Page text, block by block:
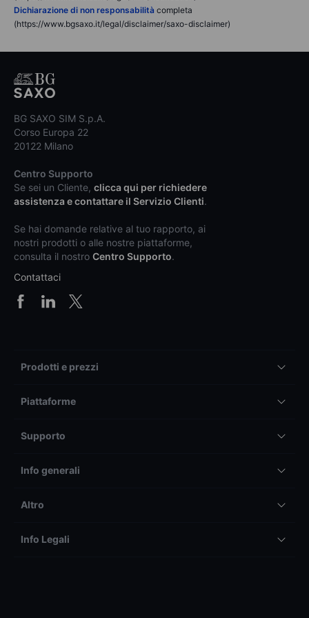
Dichiarazione di non responsabilità completa
(https://www.bgsaxo.it/legal/disclaimer/saxo-disclaimer)
BG SAXO SIM S.p.A.
Corso Europa 22
20122 Milano
Centro Supporto
Se sei un Cliente, clicca qui per richiedere
assistenza e contattare il Servizio Clienti.
Se hai domande relative al tuo rapporto, ai
nostri prodotti o alle nostre piattaforme,
consulta il nostro Centro Supporto.
Contattaci
Prodotti e prezzi
Piattaforme
Supporto
Info generali
Altro
Info Legali